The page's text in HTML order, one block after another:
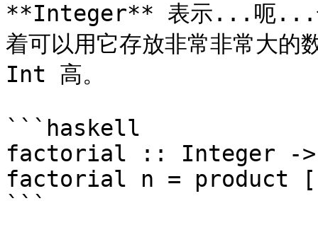
**Integer** 表示...呃...也
着可以用它存放非常非常大的
Int 高。
```haskell
factorial :: Integer -
factorial n = product
```